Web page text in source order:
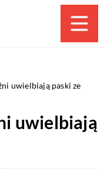
uwielbiają paski ze
uwielbiają